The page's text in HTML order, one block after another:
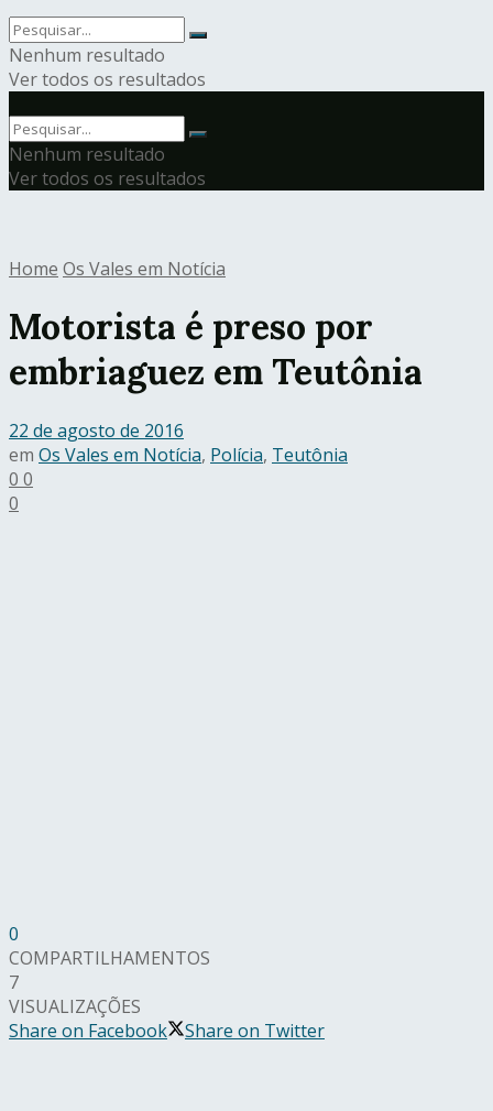
Nenhum resultado
Ver todos os resultados
Nenhum resultado
Ver todos os resultados
Home Os Vales em Notícia
Motorista é preso por
embriaguez em Teutônia
22 de agosto de 2016
em Os Vales em Notícia, Polícia, Teutônia
0 0
0
0
COMPARTILHAMENTOS
7
VISUALIZAÇÕES
Share on Facebook
Share on Twitter